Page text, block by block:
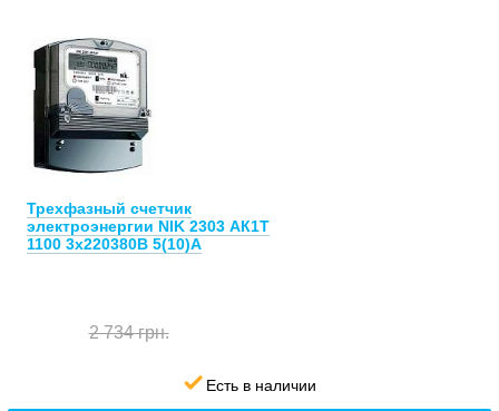
Трехфазный счетчик
электроэнергии NIK 2303 АК1Т
1100 3х220380В 5(10)А
2 734 грн.
Есть в наличии